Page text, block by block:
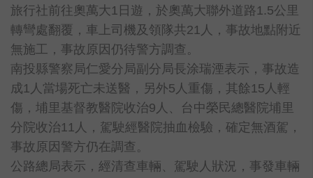
旅行社前往奧萬大1日遊，於奧萬大聯外道路1.5公里
轉彎處翻覆，車上司機及領隊共21人，事故地點附近
無施工，事故原因仍待警方調查。
南投縣警察局仁愛分局副分局長涂瑞湮表示，事故造
成1人當場死亡未送醫，另外5人重傷，其餘15人輕
傷，埔里基督教醫院收治9人、台中榮民總醫院埔里
分院收治11人，駕駛經醫院抽血檢驗，確定無酒駕，
事故原因警方仍在調查。
公路總局表示，經清查車輛、駕駛人狀況，事發車輛